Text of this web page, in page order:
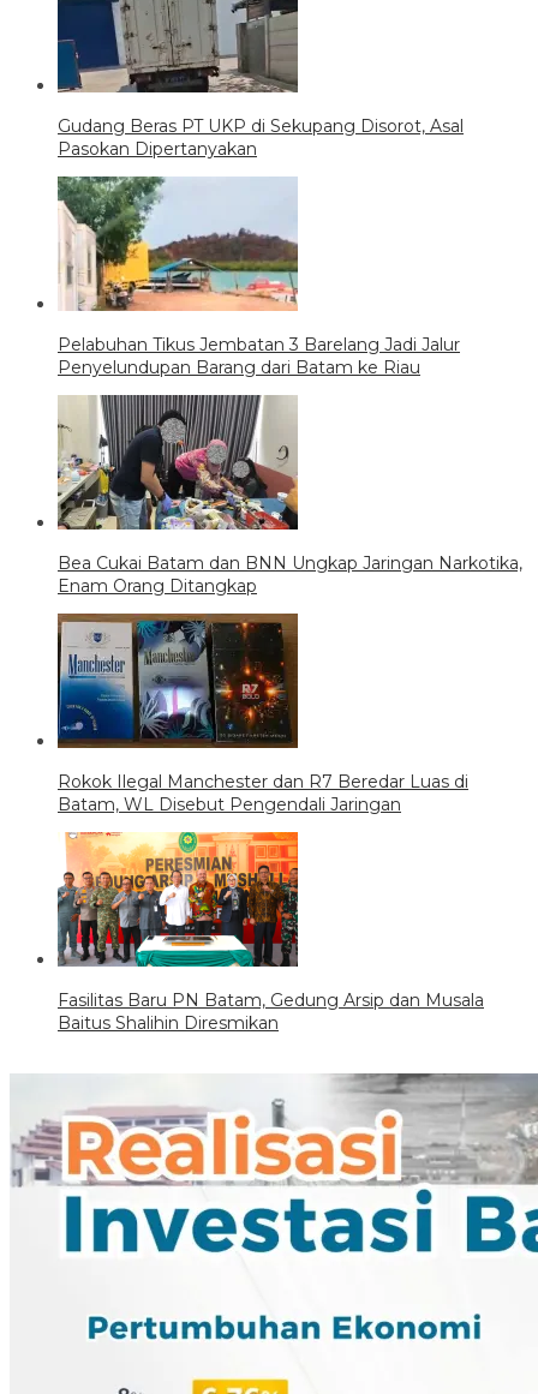
Gudang Beras PT UKP di Sekupang Disorot, Asal
Pasokan Dipertanyakan
Pelabuhan Tikus Jembatan 3 Barelang Jadi Jalur
Penyelundupan Barang dari Batam ke Riau
Bea Cukai Batam dan BNN Ungkap Jaringan Narkotika,
Enam Orang Ditangkap
Rokok Ilegal Manchester dan R7 Beredar Luas di
Batam, WL Disebut Pengendali Jaringan
Fasilitas Baru PN Batam, Gedung Arsip dan Musala
Baitus Shalihin Diresmikan